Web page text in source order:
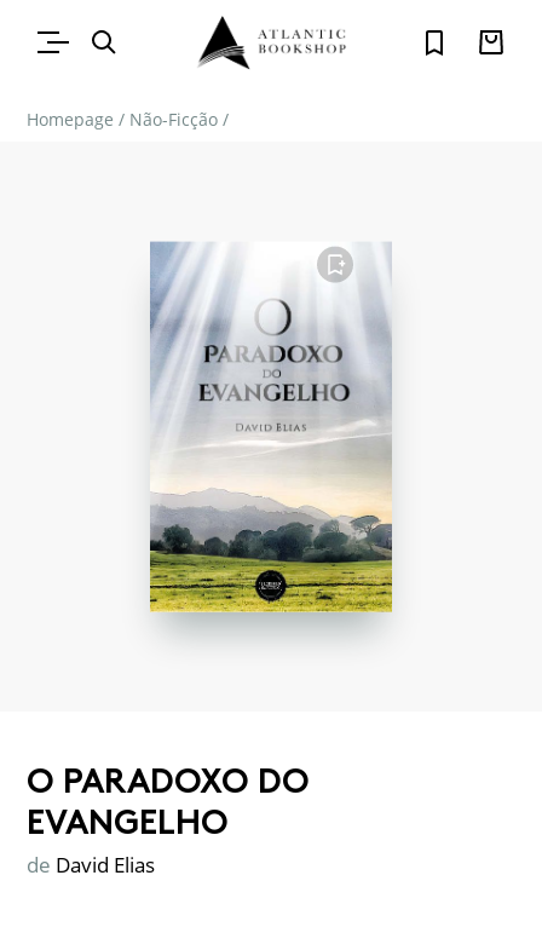
Homepage / Não-Ficção /
FAVORITO
O PARADOXO DO
EVANGELHO
de David Elias